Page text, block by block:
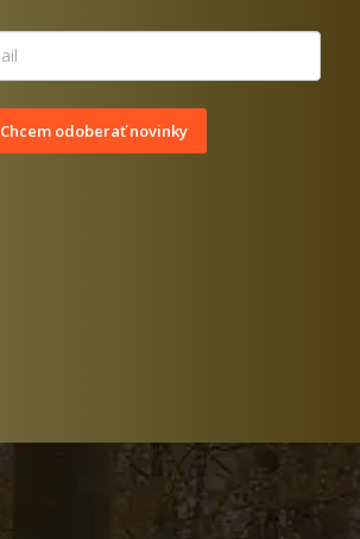
Chcem odoberať novinky